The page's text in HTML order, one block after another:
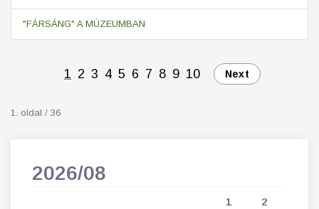
"FÁRSÁNG" A MÚZEUMBAN
1 2 3 4 5 6 7 8 9 10 Next
1. oldal / 36
2026/08
1 2